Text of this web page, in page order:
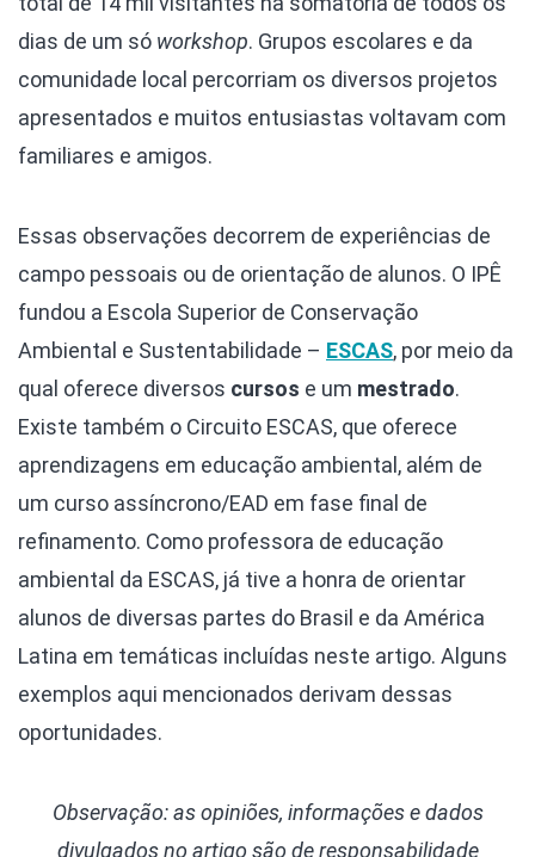
dias de um só workshop. Grupos escolares e da
comunidade local percorriam os diversos projetos
apresentados e muitos entusiastas voltavam com
familiares e amigos.
Essas observações decorrem de experiências de
campo pessoais ou de orientação de alunos. O IPÊ
fundou a Escola Superior de Conservação
Ambiental e Sustentabilidade – ESCAS, por meio da
qual oferece diversos cursos e um mestrado.
Existe também o Circuito ESCAS, que oferece
aprendizagens em educação ambiental, além de
um curso assíncrono/EAD em fase final de
refinamento. Como professora de educação
ambiental da ESCAS, já tive a honra de orientar
alunos de diversas partes do Brasil e da América
Latina em temáticas incluídas neste artigo. Alguns
exemplos aqui mencionados derivam dessas
oportunidades.
Observação: as opiniões, informações e dados
divulgados no artigo são de responsabilidade